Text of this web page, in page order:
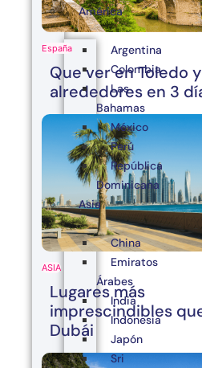
España
Que ver en Toledo y
alrededores en 3
ASIA
Lugares más
imprescindibles
Dubái
América
Argentina
Colombia
Las
Bahamas
México
Perú
República
Dominicana
Asia
China
Emiratos
Árabes
India
Indonesia
Japón
Sri